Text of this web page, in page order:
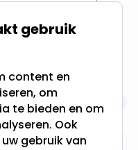
70MM
of the carousel is
gebruik
content en
om
te bieden en om
Ook
gebruik van